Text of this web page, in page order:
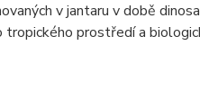
v jantaru v době
prostředí a